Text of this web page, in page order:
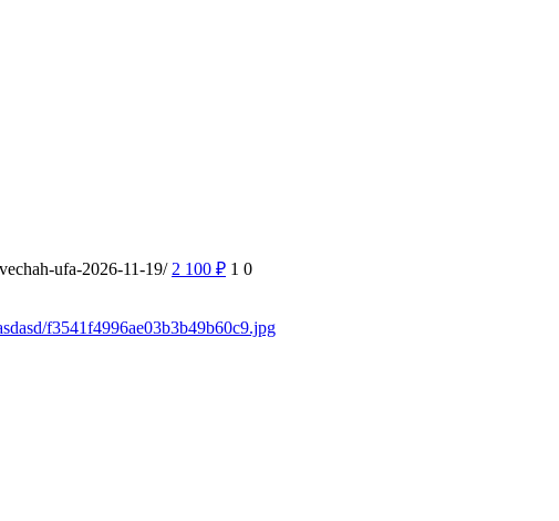
ufa-2026-11-19/ 2 100 ₽ 1 0
f3541f4996ae03b3b49b60c9.jpg